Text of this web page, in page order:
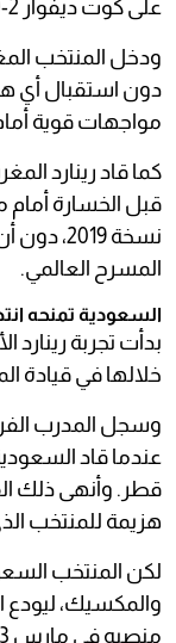
على كوت ديفوار 2-0 في أبيدجان.
ودخل المنتخب
دون استقبال أي
مواجهات قوية أمام
قبل الخسارة
نسخة
المسرح العالمي.
السعودية تمنحه
خلالها في قيادة
وسجل المدرب
هزيمة للمنتخب
لكن المنتخب
والمكسيك، ليودع